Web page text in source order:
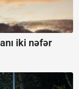
iki nəfər